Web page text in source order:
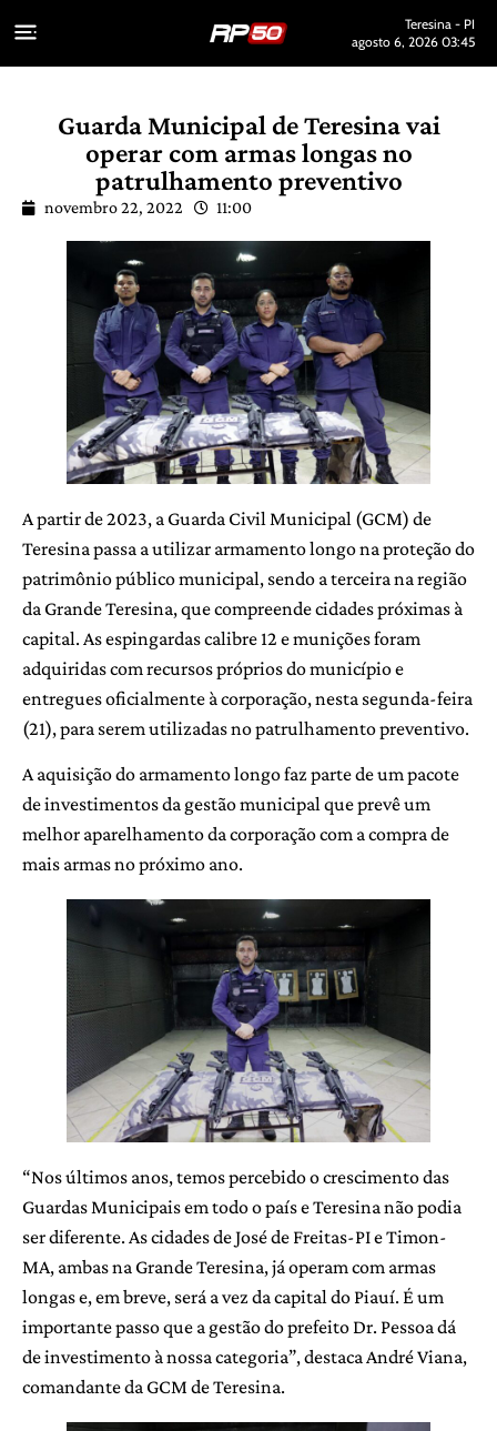
Teresina - PI
agosto 6, 2026 03:45
Guarda Municipal de Teresina vai
operar com armas longas no
patrulhamento preventivo
novembro 22, 2022 11:00
A partir de 2023, a Guarda Civil Municipal (GCM) de
Teresina passa a utilizar armamento longo na proteção do
patrimônio público municipal, sendo a terceira na região
da Grande Teresina, que compreende cidades próximas à
capital. As espingardas calibre 12 e munições foram
adquiridas com recursos próprios do município e
entregues oficialmente à corporação, nesta segunda-feira
(21), para serem utilizadas no patrulhamento preventivo.
A aquisição do armamento longo faz parte de um pacote
de investimentos da gestão municipal que prevê um
melhor aparelhamento da corporação com a compra de
mais armas no próximo ano.
“Nos últimos anos, temos percebido o crescimento das
Guardas Municipais em todo o país e Teresina não podia
ser diferente. As cidades de José de Freitas-PI e Timon-
MA, ambas na Grande Teresina, já operam com armas
longas e, em breve, será a vez da capital do Piauí. É um
importante passo que a gestão do prefeito Dr. Pessoa dá
de investimento à nossa categoria”, destaca André Viana,
comandante da GCM de Teresina.